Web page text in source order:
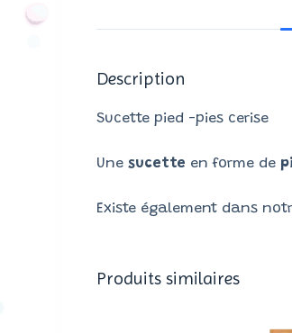
Description
Sucette pied -pies cerise
Unesucette en forme de
Existe également dans
Produits similaires